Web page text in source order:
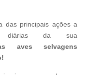
das principais ações a
diárias da sua
aves selvagens